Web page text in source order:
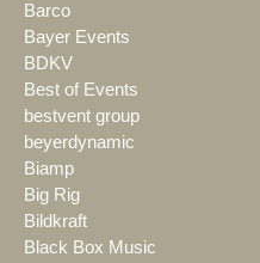
Barco
Bayer Events
BDKV
Best of Events
bestvent group
beyerdynamic
Biamp
Big Rig
Bildkraft
Black Box Music